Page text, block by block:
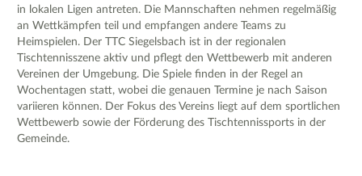
in lokalen Ligen antreten. Die Mannschaften nehmen regelmäßig
an Wettkämpfen teil und empfangen andere Teams zu
Heimspielen. Der TTC Siegelsbach ist in der regionalen
Tischtennisszene aktiv und pflegt den Wettbewerb mit anderen
Vereinen der Umgebung. Die Spiele finden in der Regel an
Wochentagen statt, wobei die genauen Termine je nach Saison
variieren können. Der Fokus des Vereins liegt auf dem sportlichen
Wettbewerb sowie der Förderung des Tischtennissports in der
Gemeinde.